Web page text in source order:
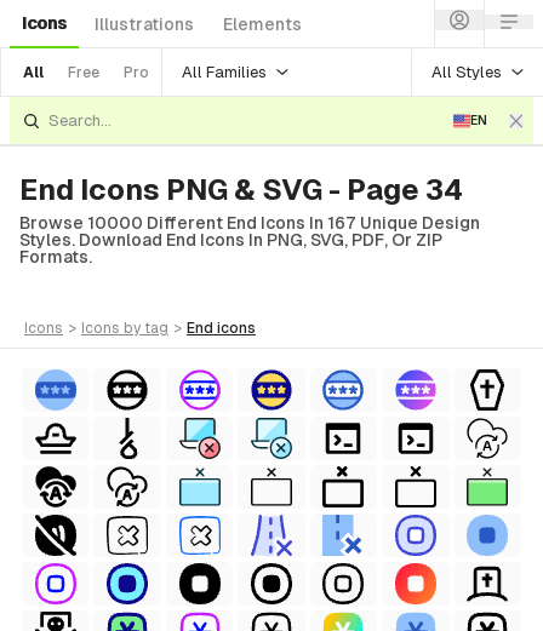
Icons Illustrations Elements
All Free Pro All Families All Styles
EN
End Icons PNG & SVG - Page 34
Browse 10000 Different End Icons In 167 Unique Design
Styles. Download End Icons In PNG, SVG, PDF, Or ZIP
Formats.
icons > icons by tag > end icons